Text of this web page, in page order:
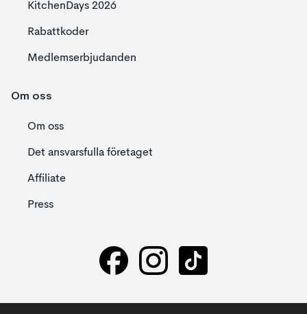
KitchenDays 2026
Rabattkoder
Medlemserbjudanden
Om oss
Om oss
Det ansvarsfulla företaget
Affiliate
Press